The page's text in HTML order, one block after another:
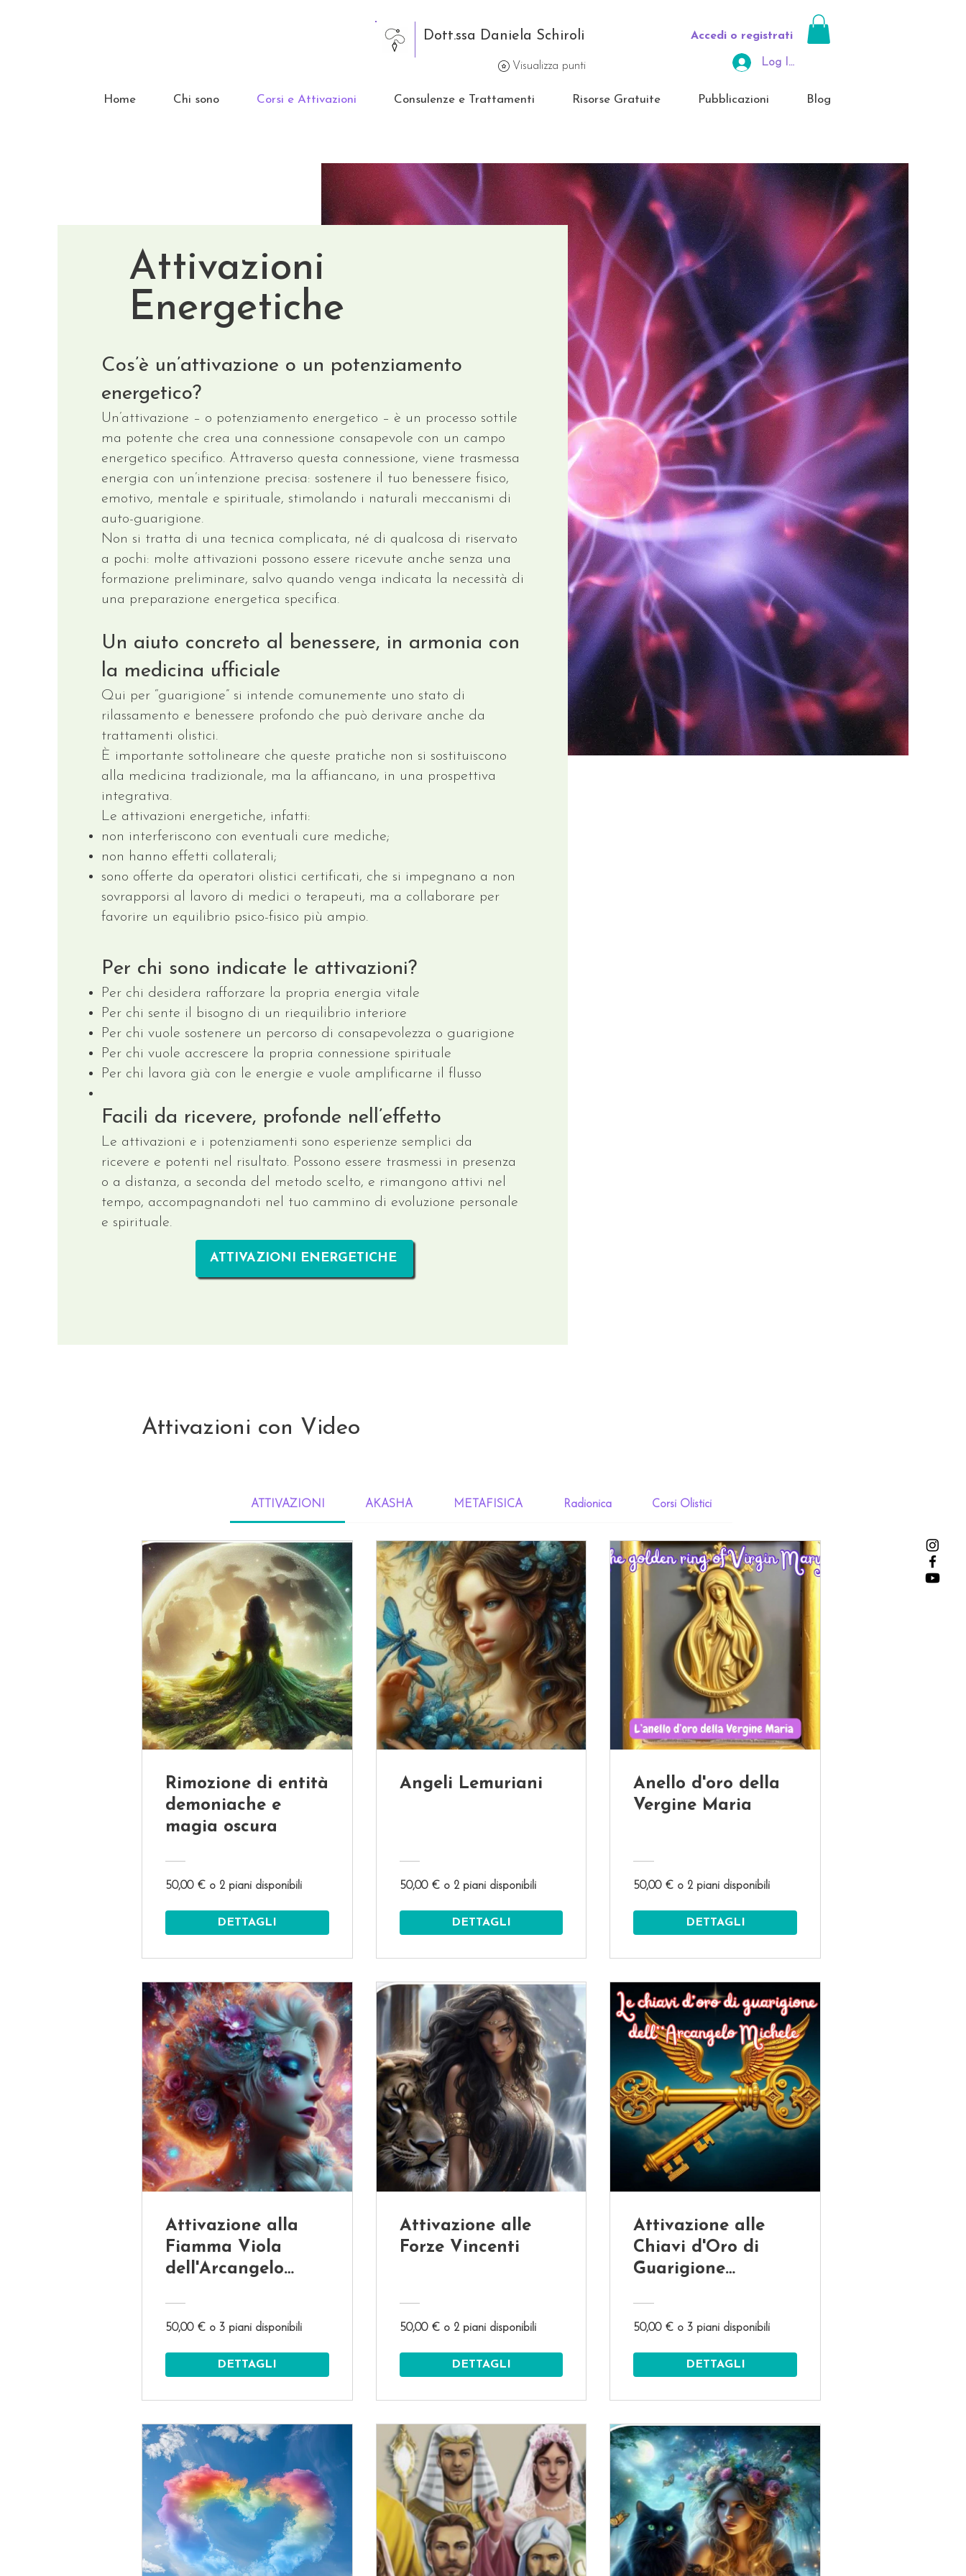
Dott.ssa Daniela Schiroli
Log In Area Riservata
Accedi o registrati
Home Chi sono Corsi e Attivazioni Consulenze e Trattamenti Risorse Gratuite Pubblicazioni Blog
Visualizza punti
Attivazioni
Energetiche
Cos’è un’attivazione o un potenziamento
energetico?
Un’attivazione – o potenziamento energetico – è un processo sottile
ma potente che crea una connessione consapevole con un campo
energetico specifico. Attraverso questa connessione, viene trasmessa
energia con un’intenzione precisa: sostenere il tuo benessere fisico,
emotivo, mentale e spirituale, stimolando i naturali meccanismi di
auto-guarigione.
Non si tratta di una tecnica complicata, né di qualcosa di riservato
a pochi: molte attivazioni possono essere ricevute anche senza una
formazione preliminare, salvo quando venga indicata la necessità di
una preparazione energetica specifica.
Un aiuto concreto al benessere, in armonia con
la medicina ufficiale
Qui per “guarigione” si intende comunemente uno stato di
rilassamento e benessere profondo che può derivare anche da
trattamenti olistici.
È importante sottolineare che queste pratiche non si sostituiscono
alla medicina tradizionale, ma la affiancano, in una prospettiva
integrativa.
Le attivazioni energetiche, infatti:
non interferiscono con eventuali cure mediche;
non hanno effetti collaterali;
sono offerte da operatori olistici certificati, che si impegnano a non
sovrapporsi al lavoro di medici o terapeuti, ma a collaborare per
favorire un equilibrio psico-fisico più ampio.
Per chi sono indicate le attivazioni?
Per chi desidera rafforzare la propria energia vitale
Per chi sente il bisogno di un riequilibrio interiore
Per chi vuole sostenere un percorso di consapevolezza o guarigione
Per chi vuole accrescere la propria connessione spirituale
Per chi lavora già con le energie e vuole amplificarne il flusso
Facili da ricevere, profonde nell’effetto
Le attivazioni e i potenziamenti sono esperienze semplici da
ricevere e potenti nel risultato. Possono essere trasmessi in presenza
o a distanza, a seconda del metodo scelto, e rimangono attivi nel
tempo, accompagnandoti nel tuo cammino di evoluzione personale
e spirituale.
ATTIVAZIONI ENERGETICHE
Attivazioni con Video
ATTIVAZIONI AKASHA METAFISICA Radionica Corsi Olistici
Rimozione di entità
demoniache e
magia oscura
50,00 € o 2 piani disponibili
DETTAGLI
Angeli Lemuriani
50,00 € o 2 piani disponibili
DETTAGLI
Anello d'oro della
Vergine Maria
50,00 € o 2 piani disponibili
DETTAGLI
Attivazione alla
Fiamma Viola
dell'Arcangelo
50,00 € o 3 piani disponibili
DETTAGLI
Attivazione alle
Forze Vincenti
50,00 € o 2 piani disponibili
DETTAGLI
Attivazione alle
Chiavi d'Oro di
Guarigione
50,00 € o 3 piani disponibili
DETTAGLI